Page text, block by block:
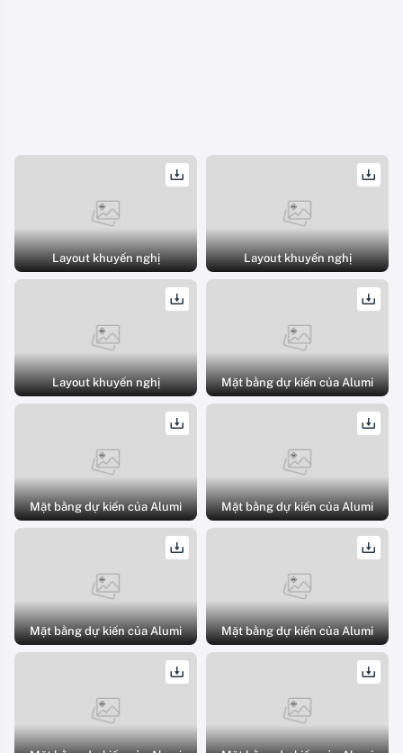
Layout khuyến nghị Layout khuyến nghị
Layout khuyến nghị Mặt bằng dự kiến của Alumi
Mặt bằng dự kiến của Alumi Mặt bằng dự kiến của Alumi
Mặt bằng dự kiến của Alumi Mặt bằng dự kiến của Alumi